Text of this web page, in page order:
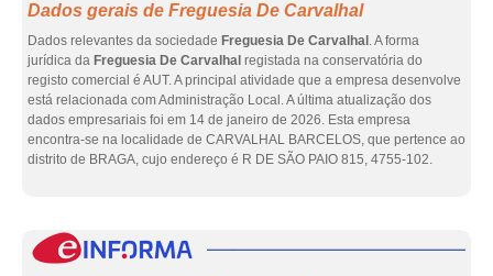
Dados gerais de Freguesia De Carvalhal
Dados relevantes da sociedade Freguesia De Carvalhal . A forma
jurídica da Freguesia De Carvalhal registada na conservatória do
registo comercial é AUT. A principal atividade que a empresa desenvolve
está relacionada com Administração Local. A última atualização dos
dados empresariais foi em 14 de janeiro de 2026. Esta empresa
encontra-se na localidade de CARVALHAL BARCELOS, que pertence ao
distrito de BRAGA, cujo endereço é R DE SÃO PAIO 815, 4755-102.